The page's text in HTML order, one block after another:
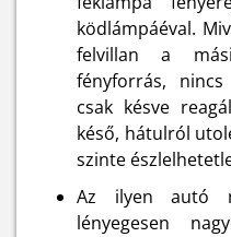
ködlámpáéval.
felvillan a
fényforrás,
csak késve
késő, hátulról
szinte
Az ilyen autó
lényegesen